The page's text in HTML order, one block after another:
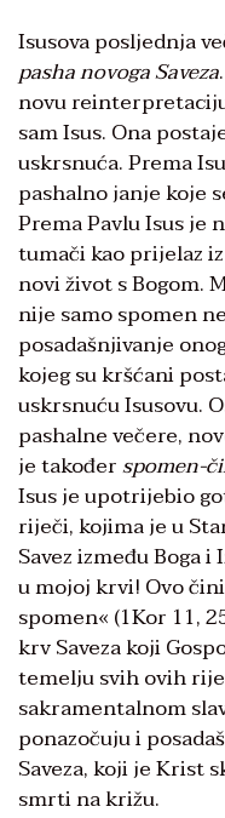
Isusova posljednja
pasha novoga Saveza
novu
sam Isus. Ona
uskrsnuća. Prema
pashalno janje koje
Prema Pavlu Isus je
tumači kao prijelaz
novi život s Bogom.
nije samo spomen
posadašnjivanje
kojeg su kršćani
uskrsnuću Isusovu.
pashalne večere,
je takođerspomen-
Isus je upotrijebio
riječi, kojima je u
Savez između Boga i
u mojoj krvi! Ovo
spomen« (1Kor 11,
krv Saveza koji
temelju svih ovih
sakramentalnom
ponazočuju i
Saveza, koji je Krist
smrti na križu.